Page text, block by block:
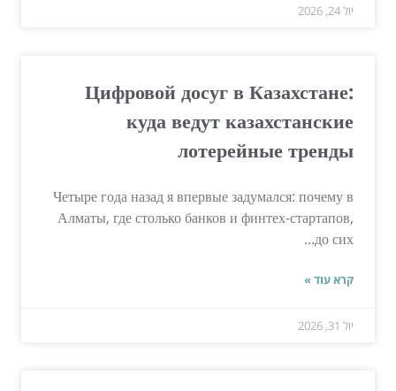
יול 24, 2026
Цифровой досуг в Казахстане:
куда ведут казахстанские
лотерейные тренды
Четыре года назад я впервые задумался: почему в
Алматы, где столько банков и финтех-стартапов,
до сих...
קרא עוד »
יול 31, 2026